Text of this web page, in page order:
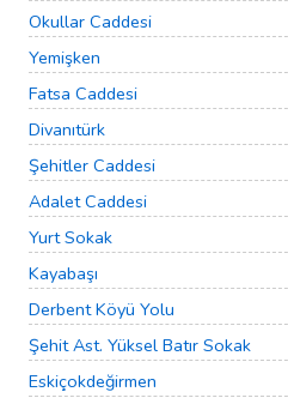
Okullar Caddesi
Yemişken
Fatsa Caddesi
Divanıtürk
Şehitler Caddesi
Adalet Caddesi
Yurt Sokak
Kayabaşı
Derbent Köyü Yolu
Şehit Ast. Yüksel Batır Sokak
Eskiçokdeğirmen